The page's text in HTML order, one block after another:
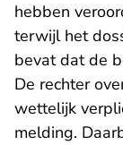
hebben
terwijl het
bevat dat de
De rechter
wettelijk
melding.